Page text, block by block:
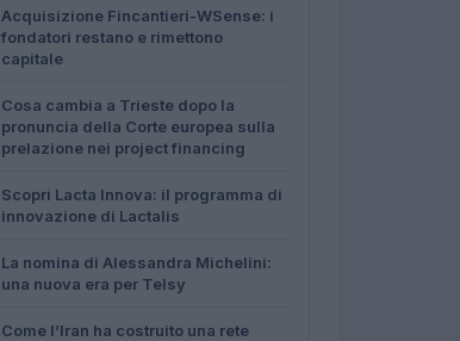
Acquisizione Fincantieri-WSense: i
fondatori restano e rimettono
capitale
Cosa cambia a Trieste dopo la
pronuncia della Corte europea sulla
prelazione nei project financing
Scopri Lacta Innova: il programma di
innovazione di Lactalis
La nomina di Alessandra Michelini:
una nuova era per Telsy
Come l’Iran ha costruito una rete